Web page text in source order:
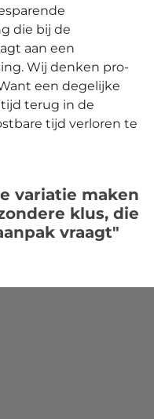
die bij de
aan een
Wij denken pro-
een degelijke
terug in de
tijd verloren te
variatie maken
klus, die
vraagt"